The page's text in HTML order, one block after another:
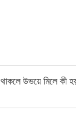
উভয়ে মিলে কী